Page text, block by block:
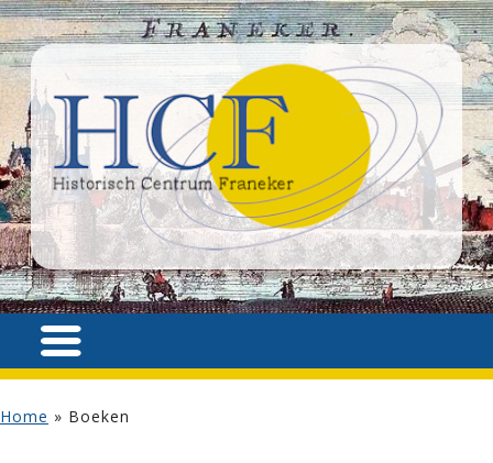
Home » Boeken